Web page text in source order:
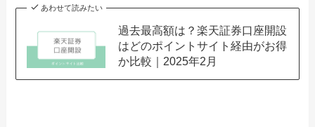
あわせて読みたい
過去最高額は？楽天証券口座開設
はどのポイントサイト経由がお得
か比較｜2025年2月